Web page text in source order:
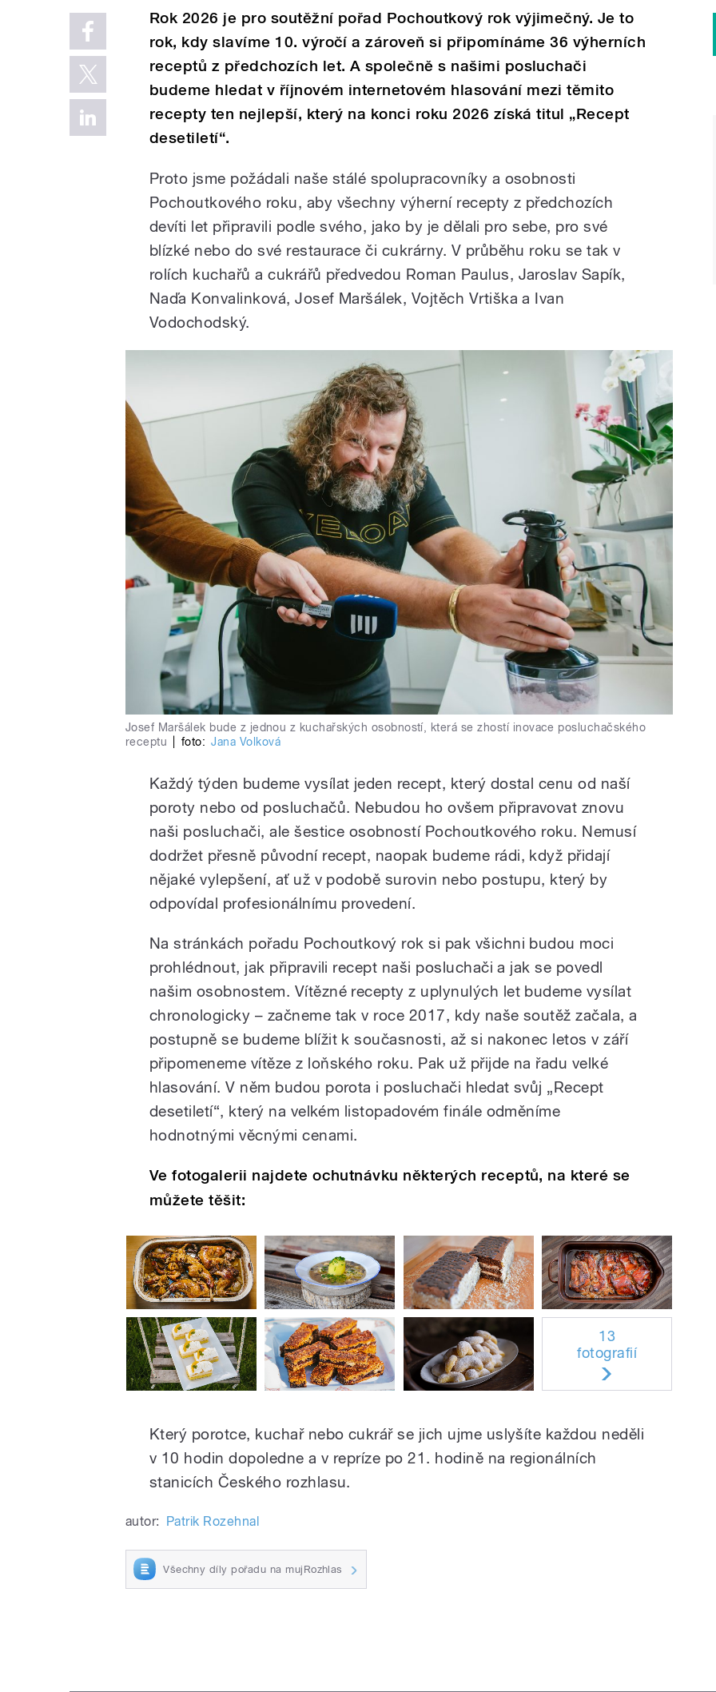
Rok 2026 je pro soutěžní pořad Pochoutkový rok výjimečný. Je to
rok, kdy slavíme 10. výročí a zároveň si připomínáme 36 výherních
receptů z předchozích let. A společně s našimi posluchači
budeme hledat v říjnovém internetovém hlasování mezi těmito
recepty ten nejlepší, který na konci roku 2026 získá titul „Recept
desetiletí“.
Proto jsme požádali naše stálé spolupracovníky a osobnosti
Pochoutkového roku, aby všechny výherní recepty z předchozích
devíti let připravili podle svého, jako by je dělali pro sebe, pro své
blízké nebo do své restaurace či cukrárny. V průběhu roku se tak v
rolích kuchařů a cukrářů předvedou Roman Paulus, Jaroslav Sapík,
Naďa Konvalinková, Josef Maršálek, Vojtěch Vrtiška a Ivan
Vodochodský.
Josef Maršálek bude z jednou z kuchařských osobností, která se zhostí inovace posluchačského
receptu
foto: Jana Volková
Každý týden budeme vysílat jeden recept, který dostal cenu od naší
poroty nebo od posluchačů. Nebudou ho ovšem připravovat znovu
naši posluchači, ale šestice osobností Pochoutkového roku. Nemusí
dodržet přesně původní recept, naopak budeme rádi, když přidají
nějaké vylepšení, ať už v podobě surovin nebo postupu, který by
odpovídal profesionálnímu provedení.
Na stránkách pořadu Pochoutkový rok si pak všichni budou moci
prohlédnout, jak připravili recept naši posluchači a jak se povedl
našim osobnostem. Vítězné recepty z uplynulých let budeme vysílat
chronologicky – začneme tak v roce 2017, kdy naše soutěž začala, a
postupně se budeme blížit k současnosti, až si nakonec letos v září
připomeneme vítěze z loňského roku. Pak už přijde na řadu velké
hlasování. V něm budou porota i posluchači hledat svůj „Recept
desetiletí“, který na velkém listopadovém finále odměníme
hodnotnými věcnými cenami.
Ve fotogalerii najdete ochutnávku některých receptů, na které se
můžete těšit:
13
fotografií
Který porotce, kuchař nebo cukrář se jich ujme uslyšíte každou neděli
v 10 hodin dopoledne a v repríze po 21. hodině na regionálních
stanicích Českého rozhlasu.
autor: Patrik Rozehnal
Všechny díly pořadu na mujRozhlas